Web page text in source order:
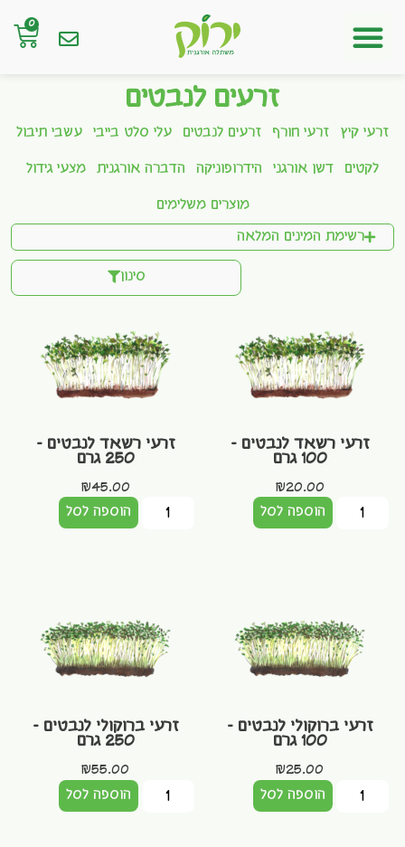
0
זרעים לנבטים
זרעי קיץ זרעי חורף זרעים לנבטים עלי סלט בייבי עשבי תיבול
לקטים דשן אורגני הידרופוניקה הדברה אורגנית מצעי גידול
מוצרים משלימים
רשימת המינים המלאה
סינון
זרעי רשאד לנבטים –
100 גרם
₪20.00
הוספה לסל
זרעי רשאד לנבטים –
250 גרם
₪45.00
הוספה לסל
זרעי ברוקולי לנבטים –
100 גרם
₪25.00
הוספה לסל
זרעי ברוקולי לנבטים –
250 גרם
₪55.00
הוספה לסל